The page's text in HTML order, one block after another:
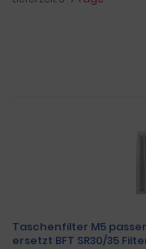
Taschenfilter M5
ersetzt BFT SR30/35